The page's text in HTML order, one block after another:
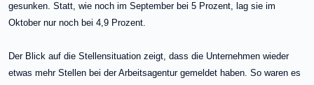
gesunken. Statt, wie noch im September bei 5 Prozent, lag sie im
Oktober nur noch bei 4,9 Prozent.
Der Blick auf die Stellensituation zeigt, dass die Unternehmen wieder
etwas mehr Stellen bei der Arbeitsagentur gemeldet haben. So waren es